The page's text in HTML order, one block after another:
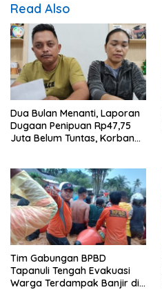
Read Also
Dua Bulan Menanti, Laporan
Dugaan Penipuan Rp47,75
Juta Belum Tuntas, Korban
Tim Gabungan BPBD
Tapanuli Tengah Evakuasi
Warga Terdampak Banjir di